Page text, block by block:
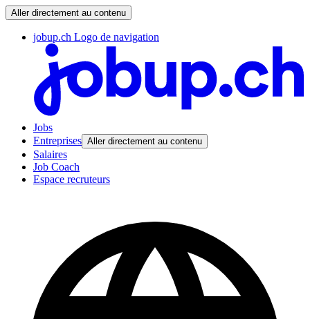
Aller directement au contenu
jobup.ch Logo de navigation
Jobs
Entreprises Aller directement au contenu
Salaires
Job Coach
Espace recruteurs